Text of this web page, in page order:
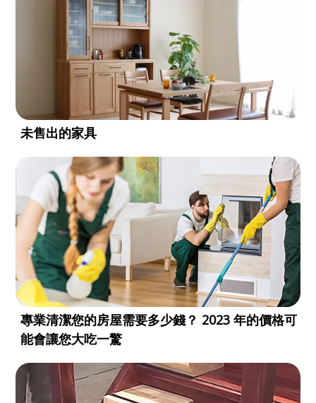
未售出的家具
專業清潔您的房屋需要多少錢？ 2023 年的價格可
能會讓您大吃一驚